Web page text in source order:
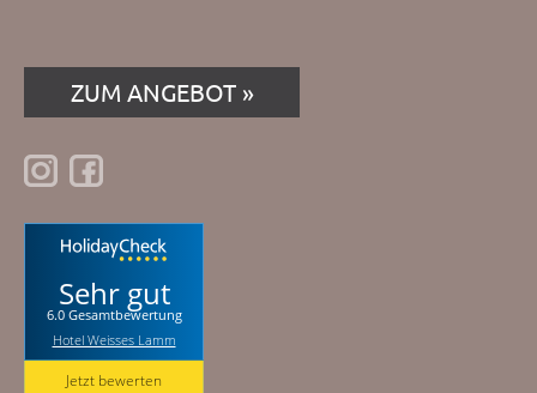
ZUM ANGEBOT
Sehr gut
6.0 Gesamtbewertung
Hotel Weisses Lamm
Jetzt bewerten